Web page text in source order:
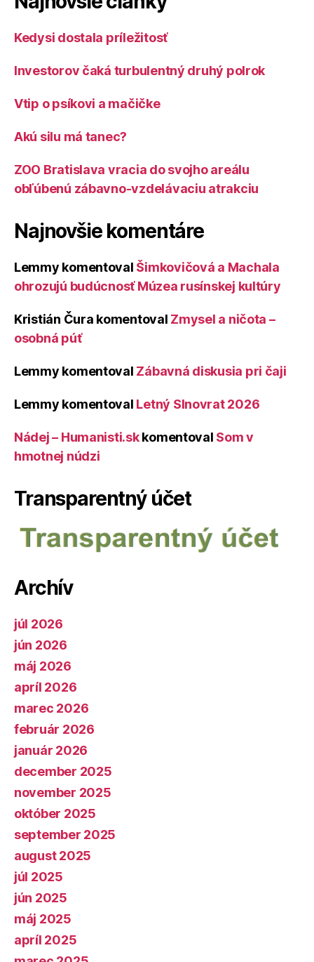
Kedysi dostala príležitosť
Investorov čaká turbulentný druhý polrok
Vtip o psíkovi a mačičke
Akú silu má tanec?
ZOO Bratislava vracia do svojho areálu
obľúbenú zábavno-vzdelávaciu atrakciu
Najnovšie komentáre
Lemmy komentoval Šimkovičová a Machala
ohrozujú budúcnosť Múzea rusínskej kultúry
Kristián Čura komentoval Zmysel a ničota –
osobná púť
Lemmy komentoval Zábavná diskusia pri čaji
Lemmy komentoval Letný Slnovrat 2026
Nádej – Humanisti.skkomentoval Som v
hmotnej núdzi
Transparentný účet
Archív
júl 2026
jún 2026
máj 2026
apríl 2026
marec 2026
február 2026
január 2026
december 2025
november 2025
október 2025
september 2025
august 2025
júl 2025
jún 2025
máj 2025
apríl 2025